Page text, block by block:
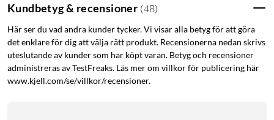
Kundbetyg & recensioner (48)
Här ser du vad andra kunder tycker. Vi visar alla betyg för att göra
det enklare för dig att välja rätt produkt. Recensionerna nedan skrivs
uteslutande av kunder som har köpt varan. Betyg och recensioner
administreras av TestFreaks. Läs mer om villkor för publicering här
www.kjell.com/se/villkor/recensioner.